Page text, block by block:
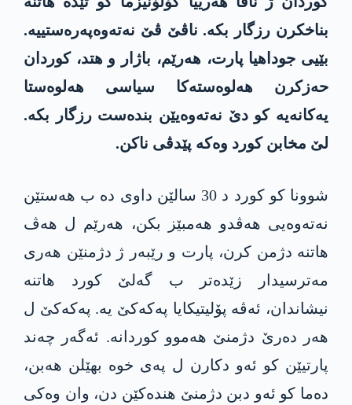
بناخکرن رزگار بکە. ناڤێ ڤێ نەتەوەپەرەستییە.
بێیی جوداھیا پارت، ھەرێم، باژار و ھتد، کوردان
حەزکرن ھەلوەستەکا سیاسی ھەلوەستا
یەکانەیە کو دێ نەتەوەیێن بندەست رزگار بکە.
لێ مخابن کورد وەکە پێدڤی ناکن.
شوونا کو کورد د 30 سالێن داوی دە ب ھەستێن
نەتەوەیی ھەڤدو ھەمبێز بکن، ھەرێم ل ھەڤ
ھاتنە دژمن کرن، پارت و رێبەر ژ دژمنێن ھەری
مەترسیدار زێدەتر ب گەلێ کورد ھاتنە
نیشاندان، ئەڤە پۆلیتیکایا پەکەکێ یە. پەکەکێ ل
ھەر دەرێ دژمنێ ھەموو کوردانە. ئەگەر چەند
پارتیێن کو ئەو دکارن ل پەی خوە بھێلن ھەبن،
دەما کو ئەو دبن دژمنێ ھندەکێن دن، وان وەکی